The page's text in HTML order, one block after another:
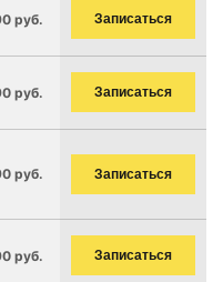
руб. Записаться
руб. Записаться
руб. Записаться
руб. Записаться